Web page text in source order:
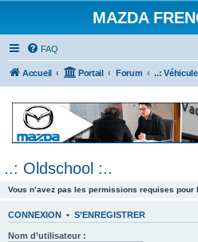
MAZDA
FAQ
Accueil Portail Forum
..: Oldschool :..
Vous n’avez pas les permissions requises pour
CONNEXION • S’ENREGISTRER
Nom d’utilisateur :